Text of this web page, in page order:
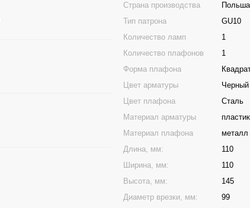
Страна производства
Польша
Тип патрона
GU10
Количество ламп
1
Количество плафонов
1
Форма плафона
Цвет арматуры
Черный
Цвет плафона
Сталь
Материал арматуры
пластик
Материал плафона
металл
Длина, мм:
110
Ширина, мм:
110
Высота, мм:
145
Диаметр врезки, мм:
99